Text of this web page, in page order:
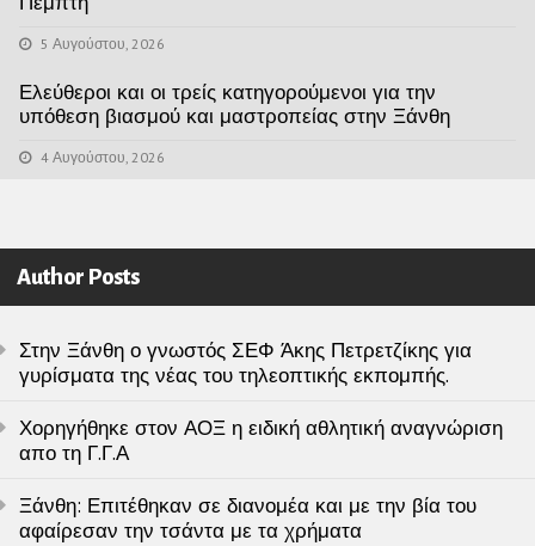
5 Αυγούστου, 2026
Ελεύθεροι και οι τρείς κατηγορούμενοι για την
υπόθεση βιασμού και μαστροπείας στην Ξάνθη
4 Αυγούστου, 2026
Author Posts
Στην Ξάνθη ο γνωστός ΣΕΦ Άκης Πετρετζίκης για
γυρίσματα της νέας του τηλεοπτικής εκπομπής.
Χορηγήθηκε στον ΑΟΞ η ειδική αθλητική αναγνώριση
απο τη Γ.Γ.Α
Ξάνθη: Επιτέθηκαν σε διανομέα και με την βία του
αφαίρεσαν την τσάντα με τα χρήματα